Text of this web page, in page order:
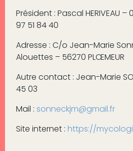
Président : Pascal HERIVEAU –
97 51 84 40
Adresse : C/o Jean-Marie
Alouettes – 56270 PLŒMEUR
Autre contact : Jean-Marie
45 03
Mail : sonneckjm@gmail.fr
Site internet : https://